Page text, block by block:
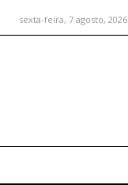
sexta-feira, 7 agosto, 2026